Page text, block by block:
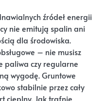
źródeł energii
nie emitują spalin ani
dla środowiska.
– nie musisz
paliwa czy regularne
wygodę. Gruntowe
stabilnie przez cały